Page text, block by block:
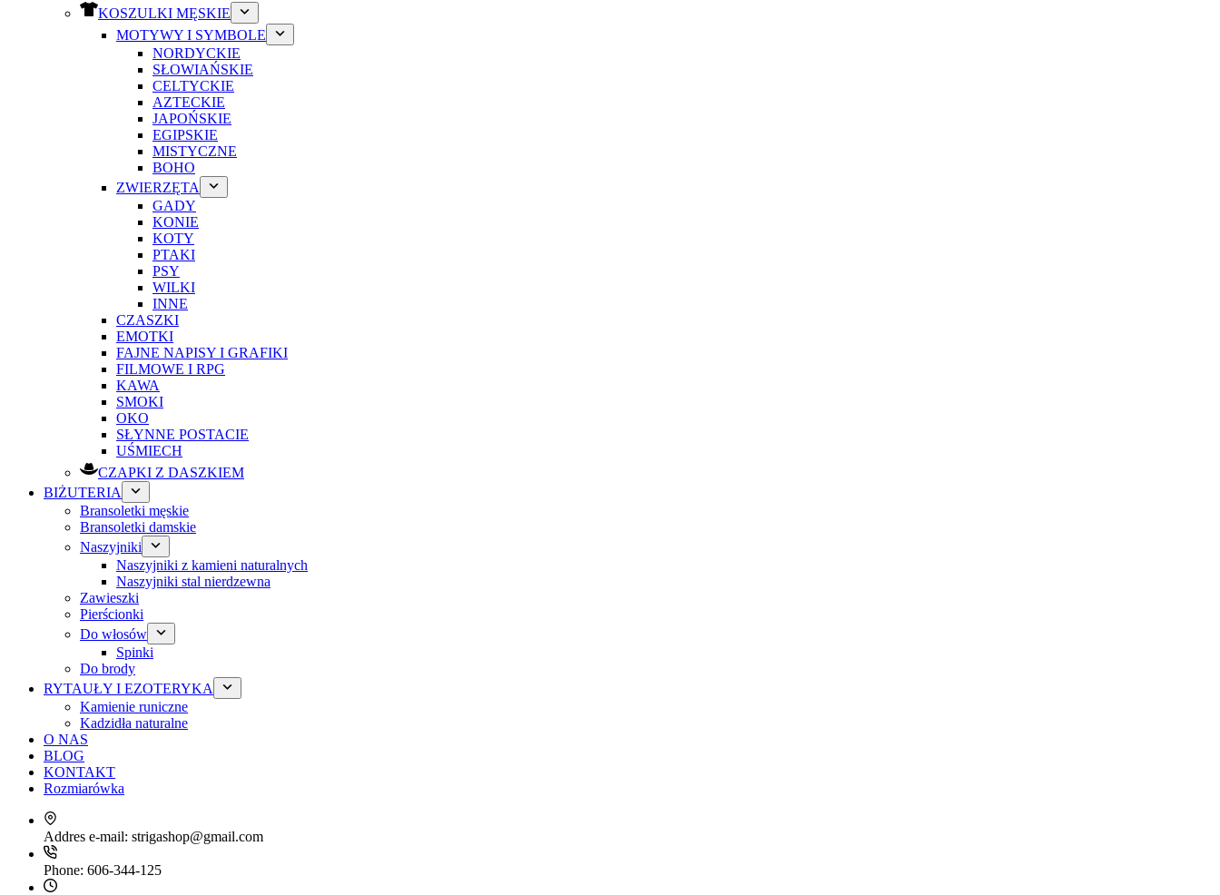
KOSZULKI MĘSKIE
MOTYWY I SYMBOLE
NORDYCKIE
SŁOWIAŃSKIE
CELTYCKIE
AZTECKIE
JAPOŃSKIE
EGIPSKIE
MISTYCZNE
BOHO
ZWIERZĘTA
GADY
KONIE
KOTY
PTAKI
PSY
WILKI
INNE
CZASZKI
EMOTKI
FAJNE NAPISY I GRAFIKI
FILMOWE I RPG
KAWA
SMOKI
OKO
SŁYNNE POSTACIE
UŚMIECH
CZAPKI Z DASZKIEM
BIŻUTERIA
Bransoletki męskie
Bransoletki damskie
Naszyjniki
Naszyjniki z kamieni naturalnych
Naszyjniki stal nierdzewna
Zawieszki
Pierścionki
Do włosów
Spinki
Do brody
RYTAUŁY I EZOTERYKA
Kamienie runiczne
Kadzidła naturalne
O NAS
BLOG
KONTAKT
Rozmiarówka
Addres e-mail: strigashop@gmail.com
Phone: 606-344-125